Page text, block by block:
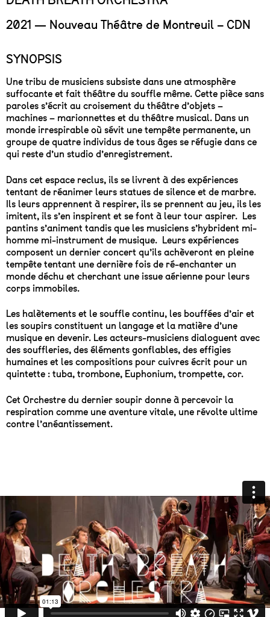
2021 — Nouveau Théâtre de Montreuil – CDN
SYNOPSIS
Une tribu de musiciens subsiste dans une atmosphère
suffocante et fait théâtre du souffle même. Cette pièce sans
paroles s’écrit au croisement du théâtre d’objets –
machines – marionnettes et du théâtre musical. Dans un
monde irrespirable où sévit une tempête permanente, un
groupe de quatre individus de tous âges se réfugie dans ce
qui reste d’un studio d’enregistrement.
Dans cet espace reclus, ils se livrent à des expériences
tentant de réanimer leurs statues de silence et de marbre.
Ils leurs apprennent à respirer, ils se prennent au jeu, ils les
imitent, ils s’en inspirent et se font à leur tour aspirer. Les
pantins s’animent tandis que les musiciens s’hybrident mi-
homme mi-instrument de musique. Leurs expériences
composent un dernier concert qu’ils achèveront en pleine
tempête tentant une dernière fois de ré-enchanter un
monde déchu et cherchant une issue aérienne pour leurs
corps immobiles.
Les halètements et le souffle continu, les bouffées d’air et
les soupirs constituent un langage et la matière d’une
musique en devenir. Les acteurs-musiciens dialoguent avec
des souffleries, des éléments gonflables, des effigies
humaines et les compositions pour cuivres écrit pour un
quintette : tuba, trombone, Euphonium, trompette, cor.
Cet Orchestre du dernier soupir donne à percevoir la
respiration comme une aventure vitale, une révolte ultime
contre l’anéantissement.